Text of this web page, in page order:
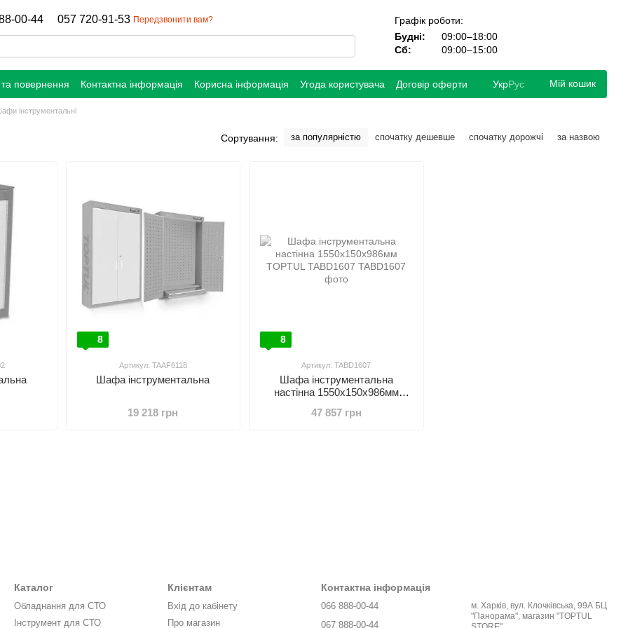
00-44 057 720-91-53 Передзвонити вам?
Графік роботи:
Будні:
09:00–18:00
Сб:
09:00–15:00
повернення Контактна інформація Корисна інформація Угода користувача Договір оферти УкрРус Мій кошик
інструментальні
Сортування: за популярністю спочатку дешевше спочатку дорожчі за назвою
8
Артикул: TAAF6118
Шафа інструментальна
19 218 грн
8
Артикул: TABD1607
Шафа інструментальна
настінна 1550x150x986мм
47 857 грн
Каталог
Обладнання для СТО
Інструмент для СТО
Клієнтам
Вхід до кабінету
Про магазин
Контактна інформація
066 888-00-44
067 888-00-44
м. Харків, вул. Клочківська, 99А БЦ
"Панорама", магазин "TOPTUL